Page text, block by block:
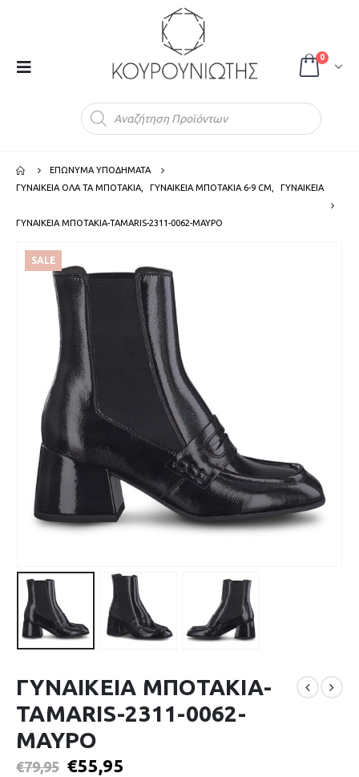
0
ΕΠΩΝΥΜΑ ΥΠΟΔΗΜΑΤΑ
ΓΥΝΑΙΚΕΙΑ ΟΛΑ ΤΑ ΜΠΟΤΑΚΙΑ
ΓΥΝΑΙΚΕΙΑ ΜΠΟΤΑΚΙΑ 6-9 CM ΓΥΝΑΙΚΕΙΑ
ΓΥΝΑΙΚΕΙΑ ΜΠΟΤΑΚΙΑ-TAMARIS-2311-0062-ΜΑΥΡΟ
SALE
ΓΥΝΑΙΚΕΙΑ ΜΠΟΤΑΚΙΑ-
TAMARIS-2311-0062-
ΜΑΥΡΟ
€79,95 €55,95